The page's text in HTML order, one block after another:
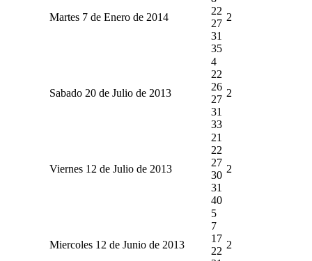
Martes 7 de Enero de 2014
22
27
31
35
2
Sabado 20 de Julio de 2013
4
22
26
27
31
33
2
Viernes 12 de Julio de 2013
21
22
27
30
31
40
2
Miercoles 12 de Junio de 2013
5
7
17
22
2